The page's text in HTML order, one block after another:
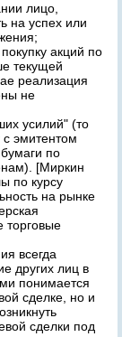
лицо,
на успех или
акций по
текущей
реализация
не
усилий" (то
с эмитентом
по
[Миркин
по курсу
на рынке
торговые
всегда
других лиц в
понимается
сделке, но и
сделки под